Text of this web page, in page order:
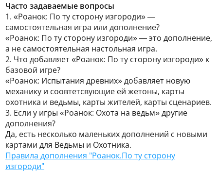
Часто задаваемые вопросы
1. «Роанок: По ту сторону изгороди» —
самостоятельная игра или дополнение?
«Роанок: По ту сторону изгороди» — это дополнение,
а не самостоятельная настольная игра.
2. Что добавляет «Роанок: По ту сторону изгороди» к
базовой игре?
«Роанок: Испытания древних» добавляет новую
механику и соовтетсвующие ей жетоны, карты
охотника и ведьмы, карты жителей, карты сценариев.
3. Если у игры «Роанок: Охота на ведьм» другие
дополнения?
Да, есть несколько маленьких дополнений с новыми
картами для Ведьмы и Охотника.
Правила дополнения "Роанок.По ту сторону
изгороди"